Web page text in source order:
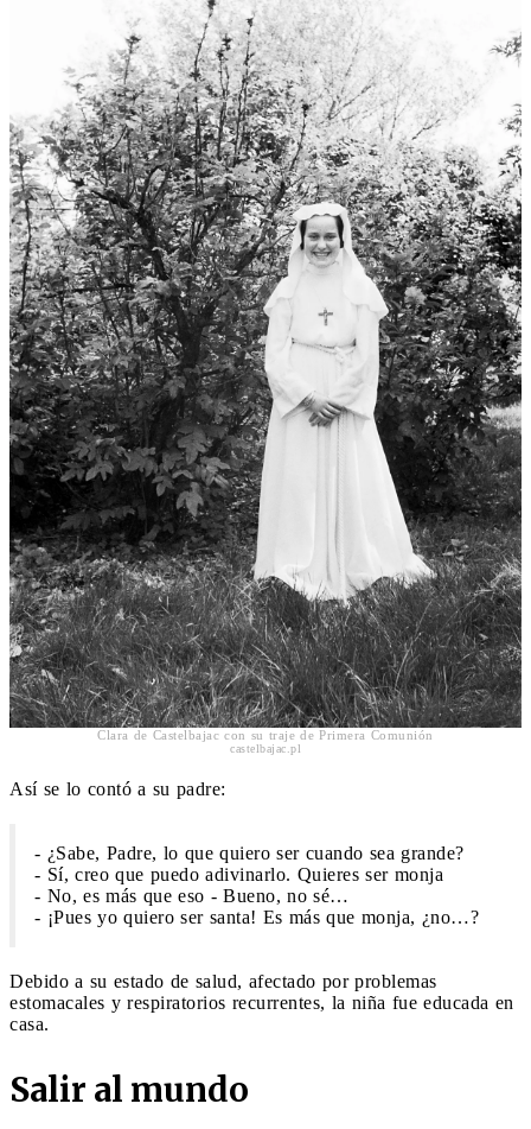
Clara de Castelbajac con su traje de Primera Comunión
castelbajac.pl
Así se lo contó a su padre:
- ¿Sabe, Padre, lo que quiero ser cuando sea grande?
- Sí, creo que puedo adivinarlo. Quieres ser monja
- No, es más que eso - Bueno, no sé…
- ¡Pues yo quiero ser santa! Es más que monja, ¿no…?
Debido a su estado de salud, afectado por problemas
estomacales y respiratorios recurrentes, la niña fue educada en
casa.
Salir al mundo